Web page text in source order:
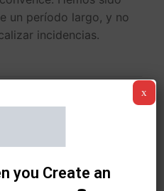
un período largo, y no
incidencias.
SIGUIENTE
Cómo funciona
you Create an
Bitvavo 👇
x